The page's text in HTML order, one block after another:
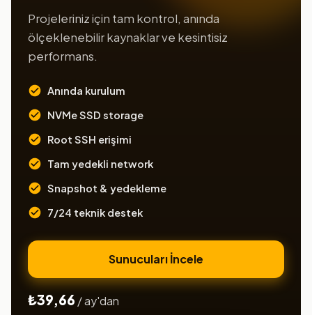
Projeleriniz için tam kontrol, anında
ölçeklenebilir kaynaklar ve kesintisiz
performans.
Anında kurulum
NVMe SSD storage
Root SSH erişimi
Tam yedekli network
Snapshot & yedekleme
7/24 teknik destek
Sunucuları İncele
₺39,66 / ay'dan